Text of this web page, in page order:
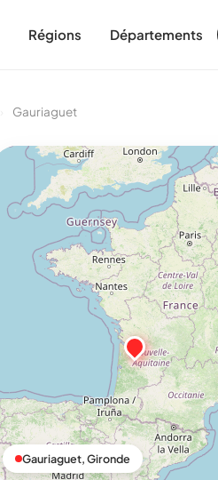
Régions Départements
Gauriaguet
Gauriaguet, Gironde